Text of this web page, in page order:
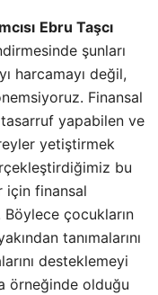
Ebru Taşcı
şunları
harcamayı değil,
Finansal
yapabilen ve
yetiştirmek
bu
için finansal
Böylece çocukların
tanımalarını
desteklemeyi
örneğinde olduğu